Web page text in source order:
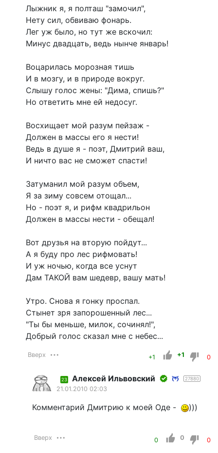
Лыжник я, я полташ "замочил",
Нету сил, обвиваю фонарь.
Лег уж было, но тут же вскочил:
Минус двадцать, ведь нынче январь!
Воцарилась морозная тишь
И в мозгу, и в природе вокруг.
Слышу голос жены: "Дима, спишь?"
Но ответить мне ей недосуг.
Восхищает мой разум пейзаж -
Должен в массы его я нести!
Ведь в душе я - поэт, Дмитрий ваш,
И ничто вас не сможет спасти!
Затуманил мой разум объем,
Я за зиму совсем отощал...
Но - поэт я, и рифм квадрильон
Должен в массы нести - обещал!
Вот друзья на вторую пойдут...
А я буду про лес рифмовать!
И уж ночью, когда все уснут
Дам ТАКОЙ вам шедевр, вашу мать!
Утро. Снова я гонку проспал.
Стынет зря запорошенный лес...
"Ты бы меньше, милок, сочинял!",
Добрый голос сказал мне с небес...
Вверх +1 +1 0
23 Алексей Ильвовский 27880
21.01.2010 02:03
Комментарий Дмитрию к моей Оде - )))
Вверх 0 0 0